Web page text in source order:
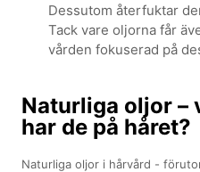
Dessutom återfuktar
Tack vare oljorna får
vården fokuserad på
Naturliga oljor –
har de på håret?
Naturliga oljor i hårvård -